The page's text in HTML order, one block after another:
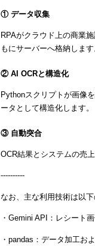
① データ収集
RPAがクラウド上の商業
もにサーバーへ格納します
② AI OCRと構造化
Pythonスクリプトが画像
ータとして構造化します。
③ 自動突合
OCR結果とシステムの売
----------
なお、主な利用技術は以下
・Gemini API：レシート
・pandas：データ加工お